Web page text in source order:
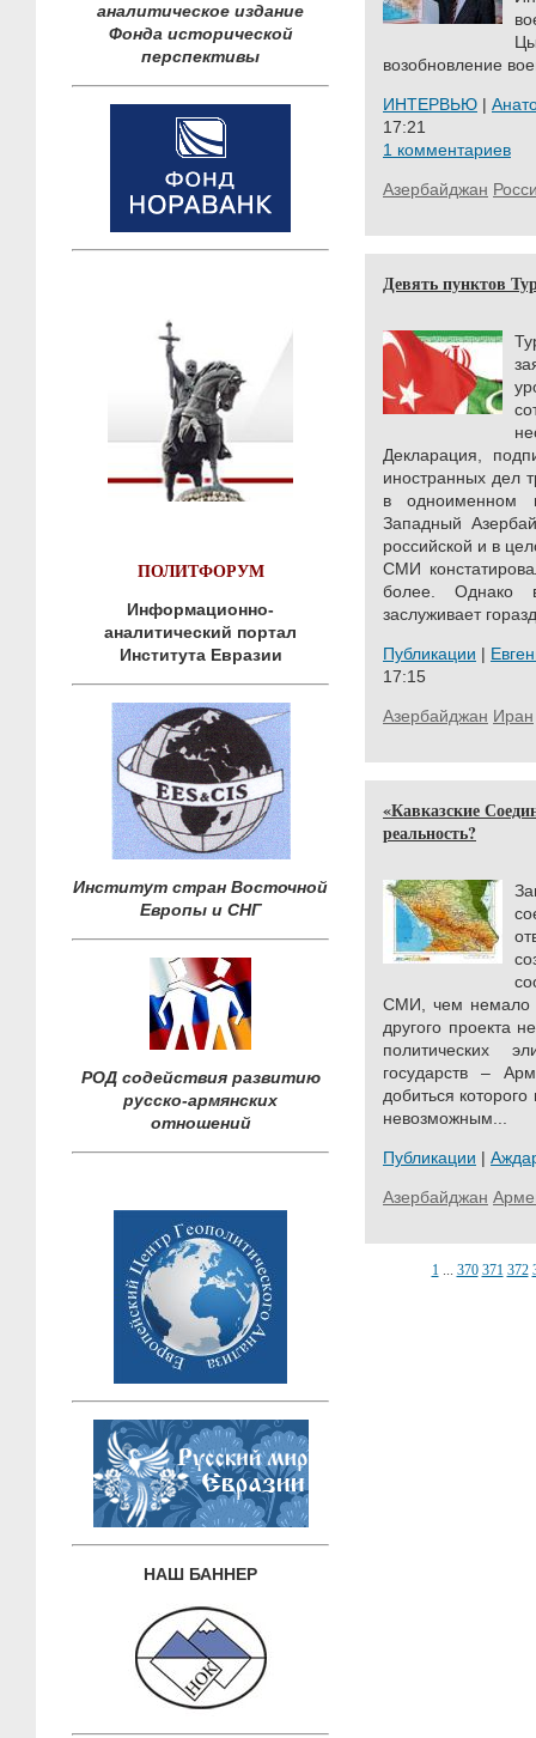
аналитическое издание
Фонда исторической
перспективы
ПОЛИТФОРУМ
Информационно-
аналитический портал
Института Евразии
Институт стран Восточной
Европы и СНГ
РОД содействия развитию
русско-армянских
отношений
НАШ БАННЕР
возобновление
ИНТЕРВЬЮ |
17:21
1 комментариев
Азербайджан
Девять пунктов
Декларация,
иностранных дел
в одноименном
Западный
российской и в
СМИ
более. Однако
заслуживает
Публикации |
17:15
Азербайджан Иран
«Кавказские
реальность?
СМИ, чем немало
другого проекта
политических
государств –
добиться
невозможным...
Публикации |
Азербайджан
1... 370 371 372